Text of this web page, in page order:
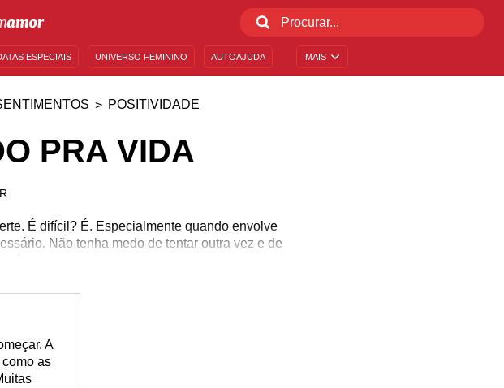
MAIS
ESPECIAIS UNIVERSO FEMININO AUTOAJUDA
POSITIVIDADE
PRA VIDA
É difícil? É. Especialmente quando envolve
Não tenha medo de tentar outra vez e de
merece ser feliz!
A
as